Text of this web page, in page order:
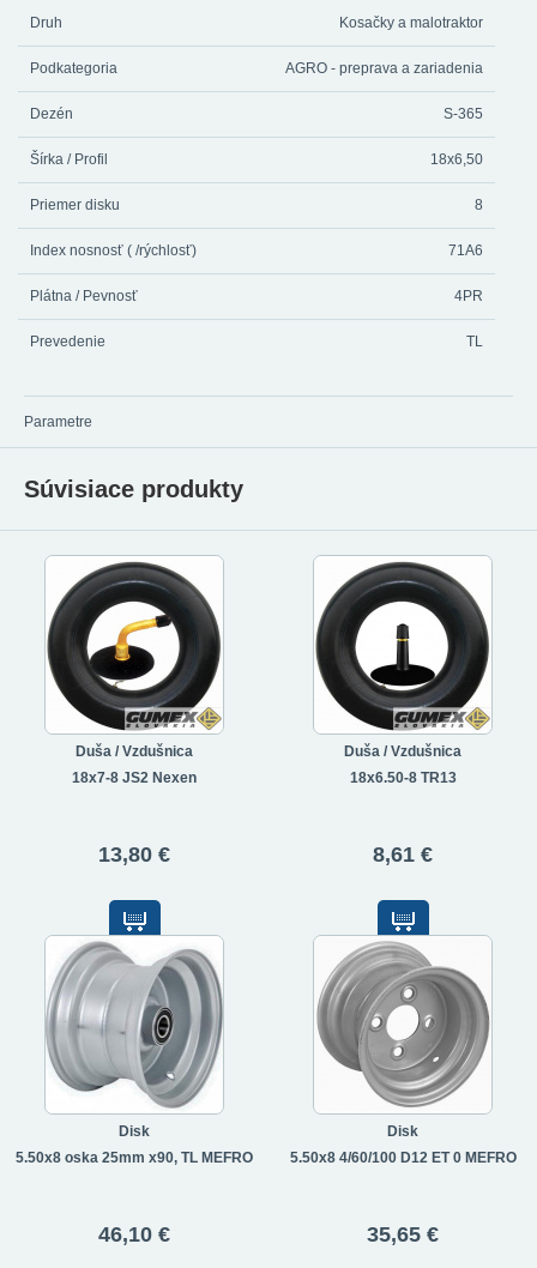
Druh Kosačky a malotraktor
Podkategoria AGRO - preprava a zariadenia
Dezén S-365
Šírka / Profil 18x6,50
Priemer disku 8
Index nosnosť ( /rýchlosť) 71A6
Plátna / Pevnosť 4PR
Prevedenie TL
Parametre
Súvisiace produkty
Duša / Vzdušnica
18x7-8 JS2 Nexen
13,80 €
Duša / Vzdušnica
18x6.50-8 TR13
8,61 €
Disk
5.50x8 oska 25mm x90, TL MEFRO
46,10 €
Disk
5.50x8 4/60/100 D12 ET 0 MEFRO
35,65 €